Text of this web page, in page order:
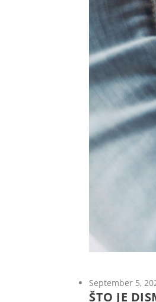
September 5,
ŠTO JE